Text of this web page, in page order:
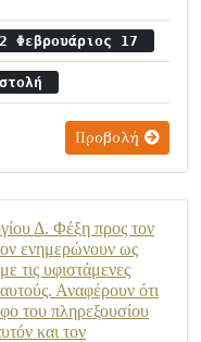
Φεβρουάριος 17
Προβολή
Δ. Φέξη προς τον
ενημερώνουν ως
τις υφιστάμενες
Αναφέρουν ότι
του πληρεξουσίου
και τον